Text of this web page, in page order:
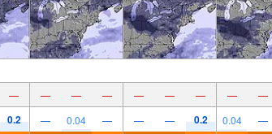
— — — — — — — — —
0.2 — 0.04 — — — 0.2 0.04 —